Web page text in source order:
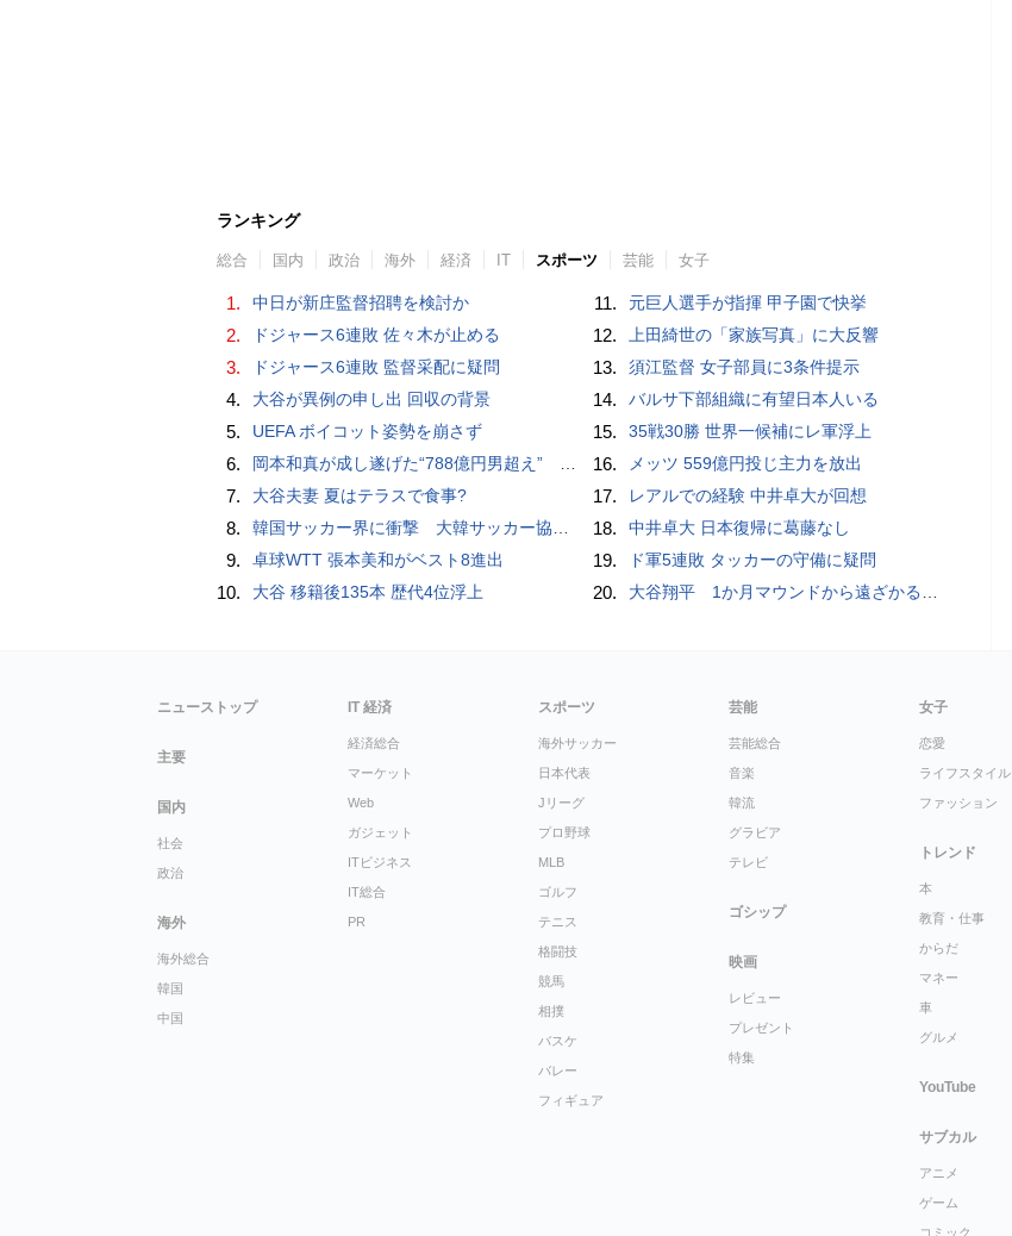
ランキング
総合 国内 政治 海外 経済 IT スポーツ 芸能 女子
1. 中日が新庄監督招聘を検討か
2. ドジャース6連敗 佐々木が止める
3. ドジャース6連敗 監督采配に疑問
4. 大谷が異例の申し出 回収の背景
5. UEFA ボイコット姿勢を崩さず
6. 岡本和真が成し遂げた“788億円男超え” いつのまにか「3位」…見据える球団記録更新
7. 大谷夫妻 夏はテラスで食事?
8. 韓国サッカー界に衝撃 大韓サッカー協会に外国人審判への“性的接待”疑惑 韓国メディアが報道
9. 卓球WTT 張本美和がベスト8進出
10. 大谷 移籍後135本 歴代4位浮上
11. 元巨人選手が指揮 甲子園で快挙
12. 上田綺世の「家族写真」に大反響
13. 須江監督 女子部員に3条件提示
14. バルサ下部組織に有望日本人いる
15. 35戦30勝 世界一候補にレ軍浮上
16. メッツ 559億円投じ主力を放出
17. レアルでの経験 中井卓大が回想
18. 中井卓大 日本復帰に葛藤なし
19. ド軍5連敗 タッカーの守備に疑問
20. 大谷翔平 1か月マウンドから遠ざかる中で打撃好調「しっかり反応できている」 今季初“1試合2発”で25･26号 打率も3割目前
ニューストップ
主要
国内
社会
政治
海外
海外総合
韓国
中国
IT 経済
経済総合
マーケット
Web
ガジェット
ITビジネス
IT総合
PR
スポーツ
海外サッカー
日本代表
Jリーグ
プロ野球
MLB
ゴルフ
テニス
格闘技
競馬
相撲
バスケ
バレー
フィギュア
芸能
芸能総合
音楽
韓流
グラビア
テレビ
ゴシップ
映画
レビュー
プレゼント
特集
女子
恋愛
ライフスタイル
ファッション
トレンド
本
教育・仕事
からだ
マネー
車
グルメ
YouTube
サブカル
アニメ
ゲーム
コミック